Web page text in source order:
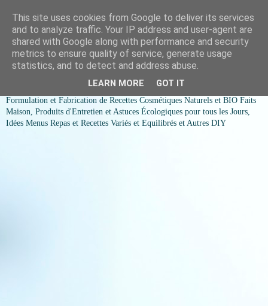
COSMESSENCE BIO Recettes
cosmetiques naturels et Bio et
idées menus variés et équilibrés
Formulation et Fabrication de Recettes Cosmétiques Naturels et BIO Faits
Maison, Produits d'Entretien et Astuces Écologiques pour tous les Jours,
Idées Menus Repas et Recettes Variés et Equilibrés et Autres DIY
This site uses cookies from Google to deliver its services
and to analyze traffic. Your IP address and user-agent are
shared with Google along with performance and security
metrics to ensure quality of service, generate usage
statistics, and to detect and address abuse.
LEARN MORE GOT IT